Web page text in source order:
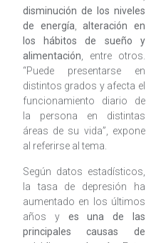
disminución de los niveles
de energía,alteración en
los hábitos de sueño y
alimentación, entre otros.
“Puede presentarse en
distintos grados y afecta el
funcionamiento diario de
la persona en distintas
áreas de su vida”, expone
al referirse al tema.
Según datos estadísticos,
la tasa de depresión ha
aumentado en los últimos
años y es una de las
principales causas de